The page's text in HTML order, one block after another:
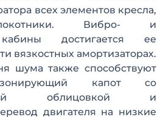
всех элементов кресла,
Вибро- и
достигается ее
вязкостных амортизаторах.
шума также способствуют
капот со
облицовкой и
двигателя на низкие